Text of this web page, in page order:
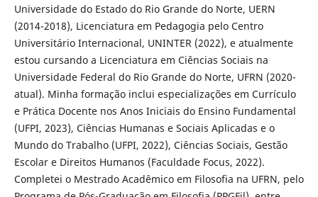
Universidade do Estado do Rio Grande do Norte, UERN
(2014-2018), Licenciatura em Pedagogia pelo Centro
Universitário Internacional, UNINTER (2022), e atualmente
estou cursando a Licenciatura em Ciências Sociais na
Universidade Federal do Rio Grande do Norte, UFRN (2020-
atual). Minha formação inclui especializações em Currículo
e Prática Docente nos Anos Iniciais do Ensino Fundamental
(UFPI, 2023), Ciências Humanas e Sociais Aplicadas e o
Mundo do Trabalho (UFPI, 2022), Ciências Sociais, Gestão
Escolar e Direitos Humanos (Faculdade Focus, 2022).
Completei o Mestrado Acadêmico em Filosofia na UFRN, pelo